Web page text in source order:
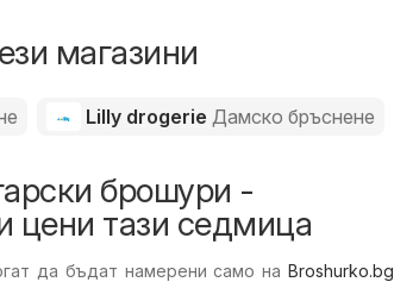
магазини
Lilly drogerieДамско бръснене
брошури -
цени тази седмица
да бъдат намерени само на Broshurko.bg